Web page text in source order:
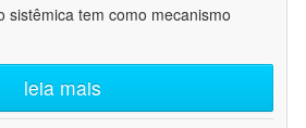
sistêmica tem como mecanismo
leia mais